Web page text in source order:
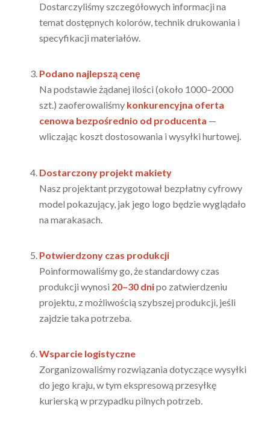
Dostarczyliśmy szczegółowych informacji na
temat dostępnych kolorów, technik drukowania i
specyfikacji materiałów.
Podano najlepszą cenę
Na podstawie żądanej ilości (około 1000–2000
szt.) zaoferowaliśmy konkurencyjna oferta
cenowa bezpośrednio od producenta —
wliczając koszt dostosowania i wysyłki hurtowej.
Dostarczony projekt makiety
Nasz projektant przygotował bezpłatny cyfrowy
model pokazujący, jak jego logo będzie wyglądało
na marakasach.
Potwierdzony czas produkcji
Poinformowaliśmy go, że standardowy czas
produkcji wynosi 20–30 dnipo zatwierdzeniu
projektu, z możliwością szybszej produkcji, jeśli
zajdzie taka potrzeba.
Wsparcie logistyczne
Zorganizowaliśmy rozwiązania dotyczące wysyłki
do jego kraju, w tym ekspresową przesyłkę
kurierską w przypadku pilnych potrzeb.